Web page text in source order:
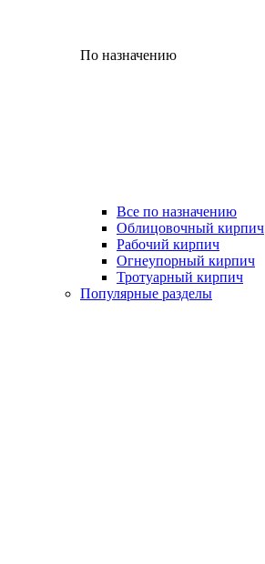
По назначению
Все по назначению
Облицовочный кирпич
Рабочий кирпич
Огнеупорный кирпич
Тротуарный кирпич
Популярные разделы